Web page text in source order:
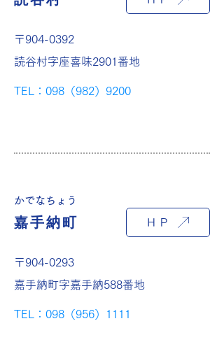
〒904-0392
読谷村字座喜味2901番地
TEL：098（982）9200
かでなちょう
嘉手納町 ＨＰ
〒904-0293
嘉手納町字嘉手納588番地
TEL：098（956）1111